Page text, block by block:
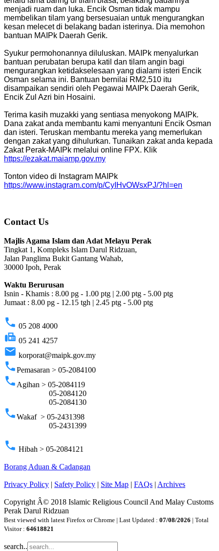
menjadi ruam dan luka. Encik Osman tidak mampu
membelikan tilam yang bersesuaian untuk mengurangkan
kesan melecet di belakang badan isterinya. Dia memohon
bantuan MAIPk Daerah Gerik.
Syukur permohonannya diluluskan. MAIPk menyalurkan
bantuan perubatan berupa katil dan tilam angin bagi
mengurangkan ketidakselesaan yang dialami isteri Encik
Osman selama ini. Bantuan bernilai RM2,510 itu
disampaikan sendiri oleh Pegawai MAIPk Daerah Gerik,
Encik Zul Azri bin Hosaini.
Terima kasih muzakki yang sentiasa menyokong MAIPk.
Dana zakat anda membantu kami menyantuni Encik Osman
dan isteri. Teruskan membantu mereka yang memerlukan
dengan zakat yang dihulurkan. Tunaikan zakat anda kepada
Zakat Perak-MAIPk melalui online FPX. Klik
https://ezakat.maiamp.gov.my
Tonton video di Instagram MAIPk
https://www.instagram.com/p/CyIHvOWsxPJ/?hl=en
Contact Us
Majlis Agama Islam dan Adat Melayu Perak
Tingkat 1, Kompleks Islam Darul Ridzuan,
Jalan Panglima Bukit Gantang Wahab,
30000 Ipoh, Perak
Waktu Berurusan
Isnin - Khamis : 8.00 pg - 1.00 ptg | 2.00 ptg - 5.00 ptg
Jumaat : 8.00 pg - 12.15 tgh | 2.45 ptg - 5.00 ptg
phone 05 208 4000
fax 05 241 4257
email korporat@maipk.gov.my
phonePemasaran > 05-2084100
phone Agihan > 05-2084119
05-2084120
05-2084130
phoneWakaf > 05-2431398
05-2431399
phone Hibah > 05-2084121
Borang Aduan & Cadangan
Privacy Policy | Safety Policy | Site Map | FAQs | Archives
Copyright Â© 2018 Islamic Religious Council And Malay Customs
Perak Darul Ridzuan
Best viewed with latest Firefox or Chrome | Last Updated : 07/08/2026 | Total
Visitor : 64618821
search..